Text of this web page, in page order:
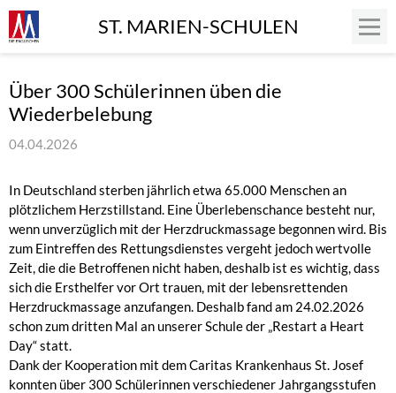
ST. MARIEN-SCHULEN
Über 300 Schülerinnen üben die
Wiederbelebung
04.04.2026
In Deutschland sterben jährlich etwa 65.000 Menschen an
plötzlichem Herzstillstand. Eine Überlebenschance besteht nur,
wenn unverzüglich mit der Herzdruckmassage begonnen wird. Bis
zum Eintreffen des Rettungsdienstes vergeht jedoch wertvolle
Zeit, die die Betroffenen nicht haben, deshalb ist es wichtig, dass
sich die Ersthelfer vor Ort trauen, mit der lebensrettenden
Herzdruckmassage anzufangen. Deshalb fand am 24.02.2026
schon zum dritten Mal an unserer Schule der „Restart a Heart
Day“ statt.
Dank der Kooperation mit dem Caritas Krankenhaus St. Josef
konnten über 300 Schülerinnen verschiedener Jahrgangsstufen